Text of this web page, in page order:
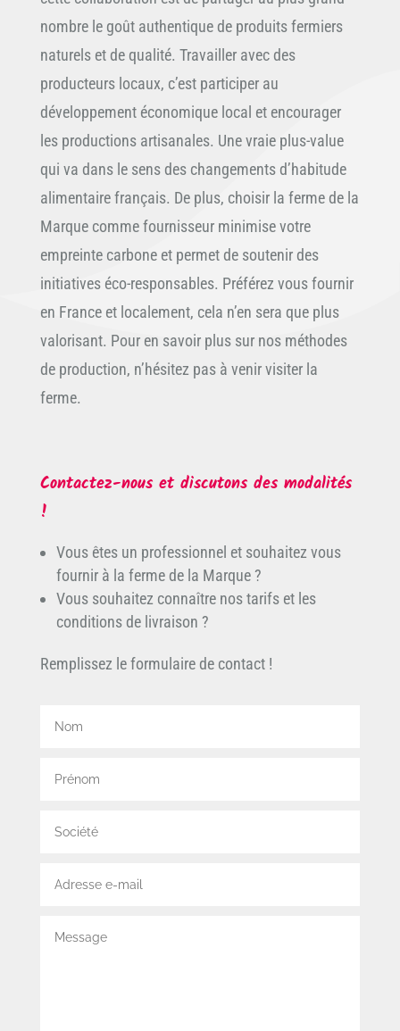
nombre le goût authentique de produits fermiers
naturels et de qualité. Travailler avec des
producteurs locaux, c’est participer au
développement économique local et encourager
les productions artisanales. Une vraie plus-value
qui va dans le sens des changements d’habitude
alimentaire français. De plus, choisir la ferme de la
Marque comme fournisseur minimise votre
empreinte carbone et permet de soutenir des
initiatives éco-responsables. Préférez vous fournir
en France et localement, cela n’en sera que plus
valorisant. Pour en savoir plus sur nos méthodes
de production, n’hésitez pas à venir visiter la
ferme.
Contactez-nous et discutons des modalités
!
Vous êtes un professionnel et souhaitez vous
fournir à la ferme de la Marque ?
Vous souhaitez connaître nos tarifs et les
conditions de livraison ?
Remplissez le formulaire de contact !